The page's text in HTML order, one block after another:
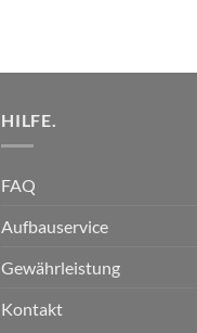
HILFE.
FAQ
Aufbauservice
Gewährleistung
Kontakt